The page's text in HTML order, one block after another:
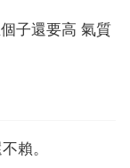
子還要高 氣質
賴。